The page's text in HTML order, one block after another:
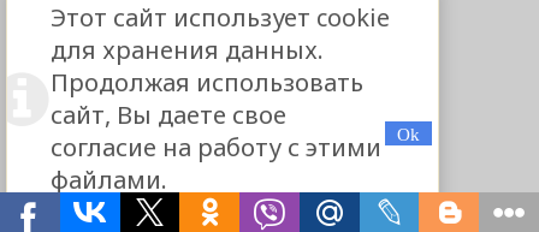
Этот сайт использует cookie
для хранения данных.
Продолжая использовать
сайт, Вы даете свое
согласие на работу с этими
файлами.